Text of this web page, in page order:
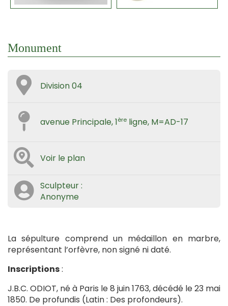
Monument
Division 04
avenue Principale, 1ère ligne, M=AD-17
Voir le plan
Sculpteur :
Anonyme
La sépulture comprend un médaillon en marbre,
représentant l’orfèvre, non signé ni daté.
Inscriptions:
J.B.C. ODIOT, né à Paris le 8 juin 1763, décédé le 23 mai
1850. De profundis (Latin : Des profondeurs).